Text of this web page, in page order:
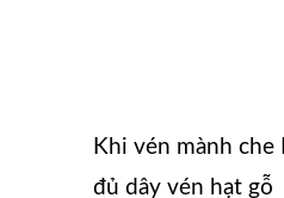
Khi vén mành che
đủ dây vén hạt gỗ